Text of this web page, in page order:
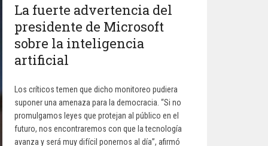
La fuerte advertencia del
presidente de Microsoft
sobre la inteligencia
artificial
Los críticos temen que dicho monitoreo pudiera
suponer una amenaza para la democracia. “Si no
promulgamos leyes que protejan al público en el
futuro, nos encontraremos con que la tecnología
avanza y será muy difícil ponernos al día”, afirmó